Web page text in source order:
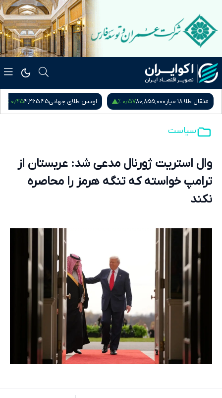
۰٫۵۷ % اونس طلای جهانی 4,265.45۰٫۴۵ % سکه امامی
سیاست
وال استریت ژورنال مدعی شد: عربستان از
ترامپ خواسته که تنگه هرمز را محاصره
نکند